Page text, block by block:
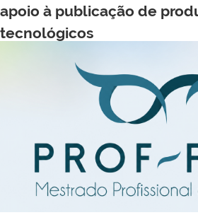
apoio à publicação de
tecnológicos